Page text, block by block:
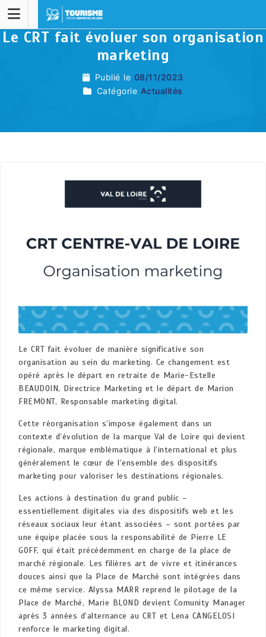
Le CRT fait évoluer son organisation
marketing
Publié le 08/11/2023
Catégorie Actualités
Le CRT fait évoluer de manière significative son
organisation au sein du marketing. Ce changement est
opéré après le départ en retraite de Marie-Estelle
BEAUDOIN, Directrice Marketing et le départ de Marion
FREMONT, Responsable marketing digital.
Cette réorganisation s’impose également dans un
contexte d’évolution de la marque Val de Loire qui devient
régionale, marque emblématique à l’international et plus
généralement le cœur de l’ensemble des dispositifs
marketing pour valoriser les destinations régionales.
Les actions à destination du grand public –
essentiellement digitales via des dispositifs web et les
réseaux sociaux leur étant associées – sont portées par
une équipe placée sous la responsabilité de Pierre LE
GOFF, qui était précédemment en charge de la place de
marché régionale. Les filières art de vivre et itinérances
douces ainsi que la Place de Marché sont intégrées dans
ce même service. Alyssa MARR reprend le pilotage de la
Place de Marché, Marie BLOND devient Comunity Manager
après 3 années d’alternance au CRT et Lena CANGELOSI
renforce le marketing digital.